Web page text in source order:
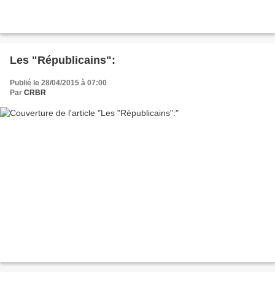
Les "Républicains":
Publié le 28/04/2015 à 07:00
Par CRBR